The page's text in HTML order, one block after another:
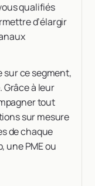
qualifiés
d’élargir
sur ce segment,
à leur
tout
sur mesure
de chaque
une PME ou